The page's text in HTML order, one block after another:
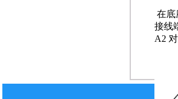
在底
接线
A2